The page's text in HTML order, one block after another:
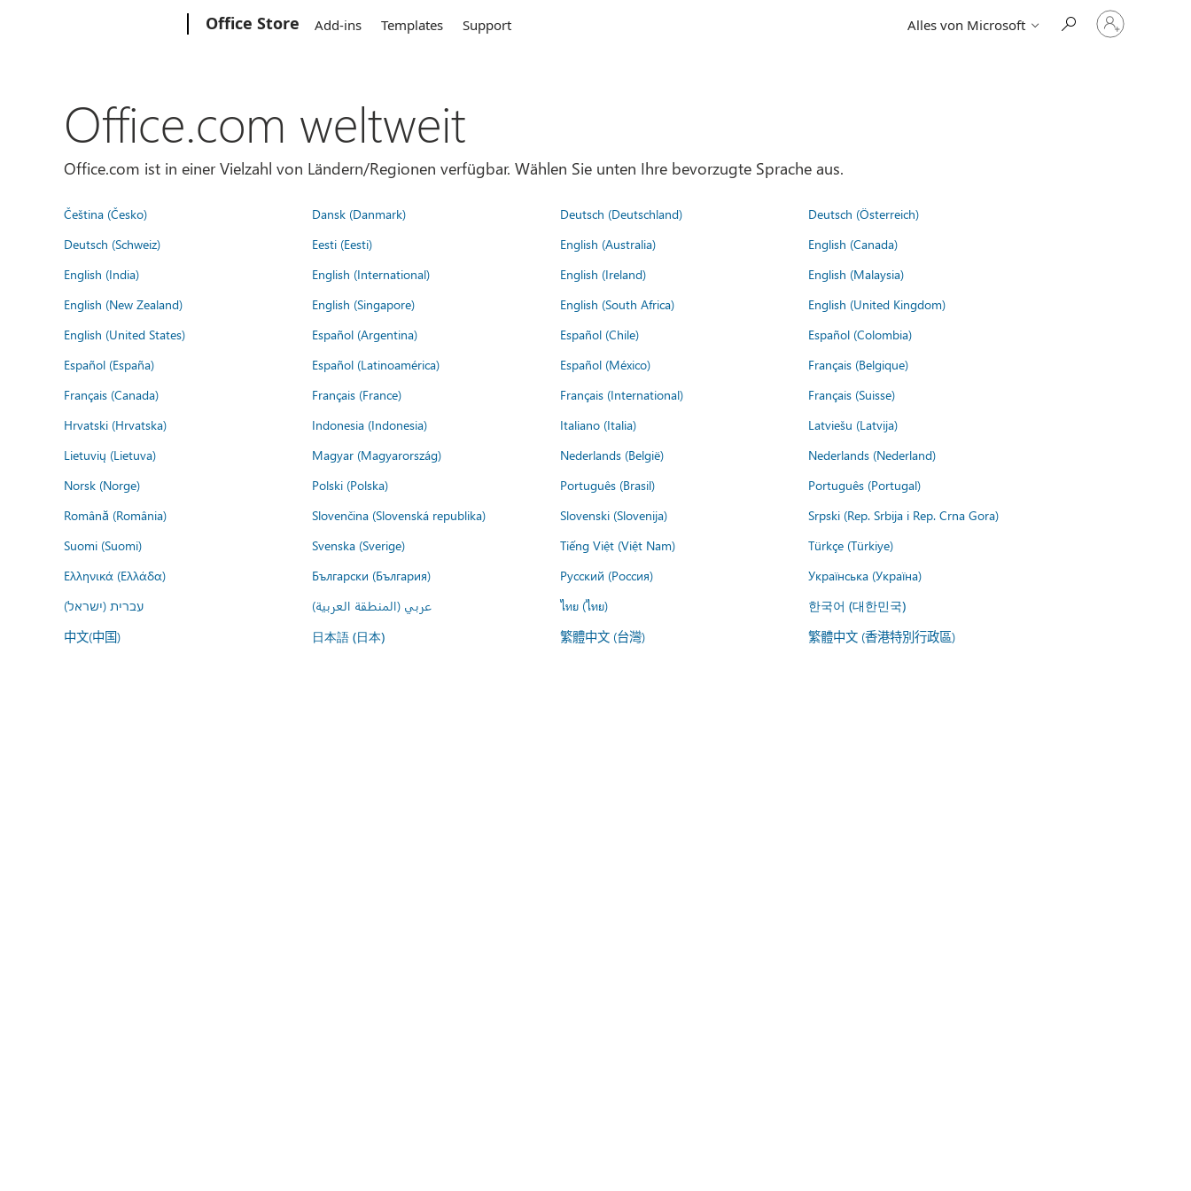
Office Store Add-ins Templates Support Alles von Microsoft
Bei
Ihrem
Konto
Office.com weltweit
Office.com ist in einer Vielzahl von Ländern/Regionen verfügbar. Wählen Sie unten Ihre bevorzugte Sprache aus.
Čeština (Česko) Dansk (Danmark) Deutsch (Deutschland)
Deutsch (Österreich)
Deutsch (Schweiz)
Eesti (Eesti) English (Australia)
English (Canada)
English (India)
English (International) English (Ireland)
English (Malaysia)
English (New Zealand)
English (Singapore) English (South Africa)
English (United Kingdom)
English (United States)
Español (Argentina) Español (Chile)
Español (Colombia)
Español (España)
Español (Latinoamérica) Español (México)
Français (Belgique)
Français (Canada)
Français (France) Français (International)
Français (Suisse)
Hrvatski (Hrvatska)
Indonesia (Indonesia) Italiano (Italia)
Latviešu (Latvija)
Lietuvių (Lietuva)
Magyar (Magyarország) Nederlands (België)
Nederlands (Nederland)
Norsk (Norge)
Polski (Polska) Português (Brasil)
Português (Portugal)
Română (România)
Slovenčina (Slovenská republika) Slovenski (Slovenija)
Srpski (Rep. Srbija i Rep. Crna Gora)
Suomi (Suomi)
Svenska (Sverige) Tiếng Việt (Việt Nam)
Türkçe (Türkiye)
Ελληνικά (Ελλάδα)
Български (България) Русский (Россия)
Українська (Україна)
עברית (ישראל)
عربي (المنطقة العربية) ไทย (ไทย) 한국어 (대한민국)
中文(中国) 日本語 (日本) 繁體中文 (台灣) 繁體中文 (香港特別行政區)